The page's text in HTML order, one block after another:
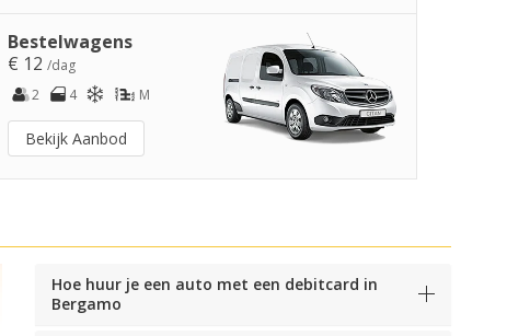
Bestelwagens
€ 12 /dag
2
4 M
Bekijk Aanbod
Hoe huur je een auto met een debitcard in
Bergamo